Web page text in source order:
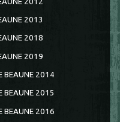
2013
2018
2019
BEAUNE 2014
BEAUNE 2015
BEAUNE 2016